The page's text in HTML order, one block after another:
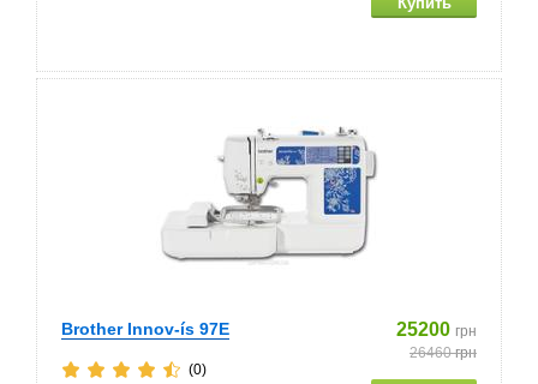
Brother Innov-ís 97E 25200 грн
26460грн
(0)